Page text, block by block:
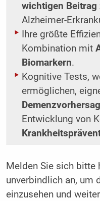
wichtigen Beitrag
Alzheimer-
Ihre größte
Kombination mit
Biomarkern.
Kognitive Tests,
ermöglichen,
Entwicklung von
Melden Sie sich bitte
unverbindlich an, um
einzusehen und